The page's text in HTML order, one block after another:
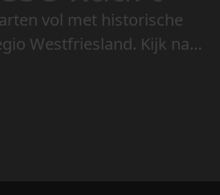
vol met historische
Westfriesland. Kijk naar